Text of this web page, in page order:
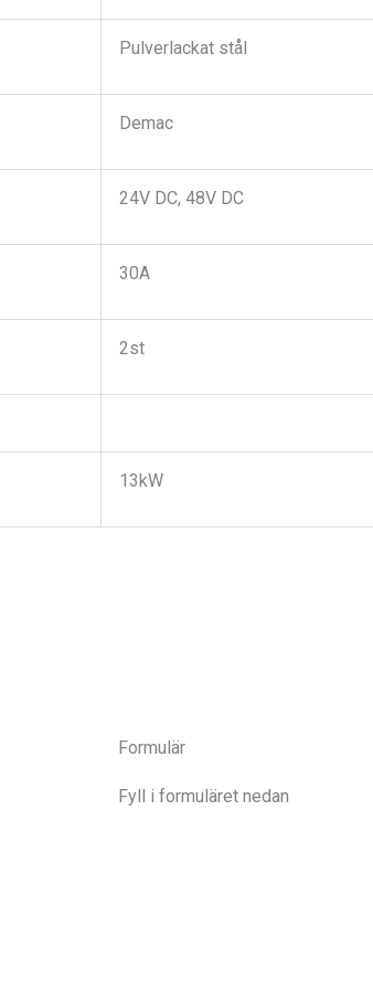
Pulverlackat stål
Demac
24V DC, 48V DC
30A
2st
13kW
Formulär
Fyll i formuläret nedan